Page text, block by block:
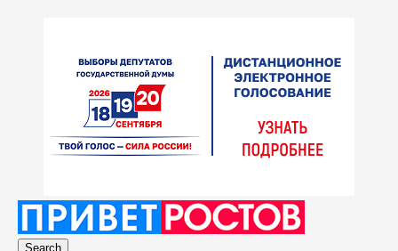
Search